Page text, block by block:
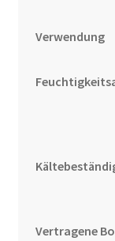
Verwendung
Vertragene